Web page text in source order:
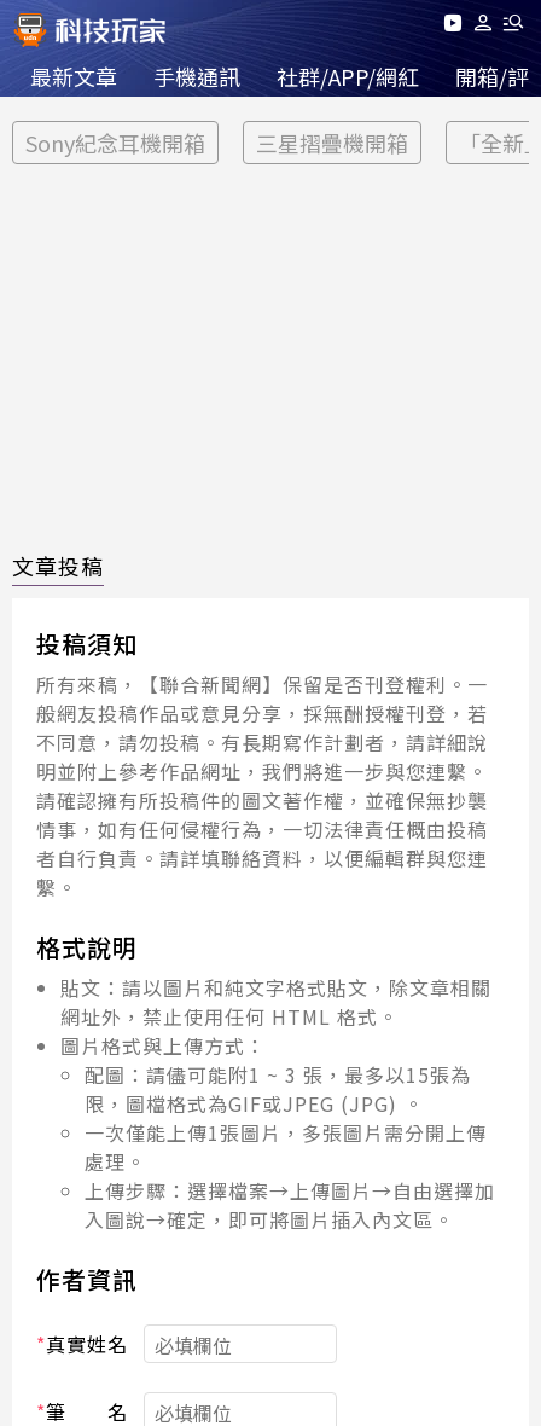
最新文章 手機通訊 社群/APP/網紅 開箱/評
Sony紀念耳機開箱 三星摺疊機開箱 「全新